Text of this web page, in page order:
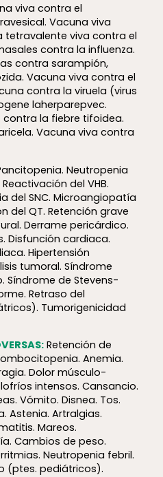
viva contra el
Vacuna viva
tetravalente viva contra el
contra la influenza.
contra sarampión,
Vacuna viva contra el
contra la viruela (virus
laherparepvec.
contra la fiebre tifoidea.
Vacuna viva contra
Neutropenia
del VHB.
del SNC. Microangiopatía
del QT. Retención grave
Derrame pericárdico.
Disfunción cardiaca.
Hipertensión
tumoral. Síndrome
Síndrome de Stevens-
Retraso del
Tumorigenicidad
Retención de
Anemia.
Dolor músculo-
intensos. Cansancio.
Vómito. Disnea. Tos.
Astenia. Artralgias.
Mareos.
Cambios de peso.
Neutropenia febril.
(ptes. pediátricos).